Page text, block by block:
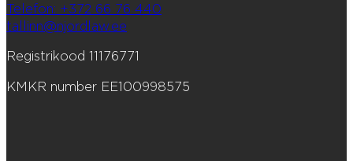
Telefon: +372 66 76 440
tallinn@njordlaw.ee
Registrikood 11176771
KMKR number EE100998575